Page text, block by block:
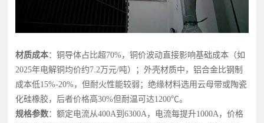
材质成本：铜导体占比超70%，铜价波动直接影响基础成本（如
2025年电解铜均价约7.2万元/吨）；外壳材质中，铝合金比钢制
成本低15%-20%，但耐火性能较弱；绝缘材料选用云母带或陶瓷
化硅橡胶，后者价格高30%但耐温可达1200℃。
规格参数：额定电流从400A到6300A，电流每提升1000A，价格